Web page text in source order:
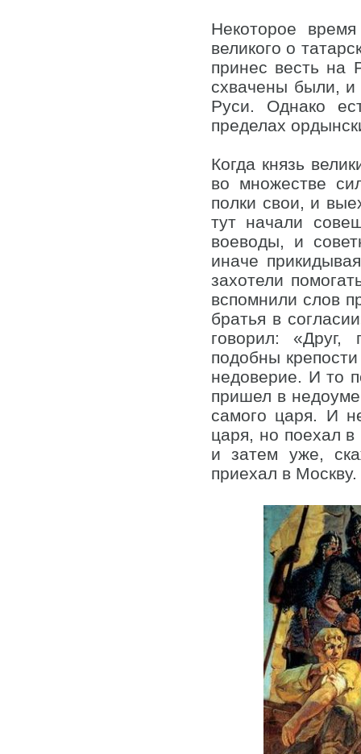
Некоторое
великого о
принес весть на
схвачены были,
Руси. Однако
пределах
Когда князь
во множестве
полки свои, и
тут начали
воеводы, и
иначе
захотели
вспомнили слов
братья в
говорил:
подобны
недоверие. И то
пришел в
самого царя. И
царя, но поехал
и затем уже,
приехал в Москву.